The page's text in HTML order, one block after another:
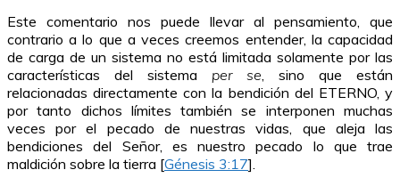
Este comentario nos puede llevar al pensamiento, que
contrario a lo que a veces creemos entender, la capacidad
de carga de un sistema no está limitada solamente por las
características del sistema per se, sino que están
relacionadas directamente con la bendición del ETERNO, y
por tanto dichos límites también se interponen muchas
veces por el pecado de nuestras vidas, que aleja las
bendiciones del Señor, es nuestro pecado lo que trae
maldición sobre la tierra [Génesis 3:17].